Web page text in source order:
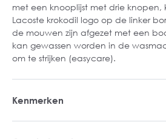
met een knooplijst met drie knopen,
Lacoste krokodil logo op de linker
de mouwen zijn afgezet met een
kan gewassen worden in de
om te strijken (easycare).
Kenmerken